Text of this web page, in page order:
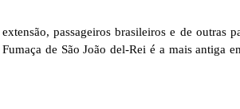
passageiros brasileiros e de outras
de São João del-Rei é a mais antiga